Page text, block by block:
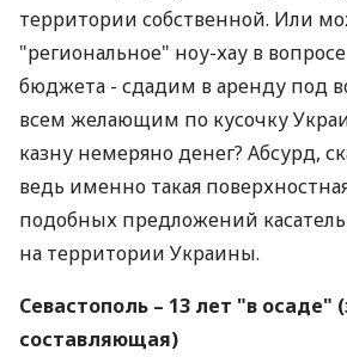
территории собственной. Или
"региональное" ноу-хау в
бюджета - сдадим в аренду под
всем желающим по кусочку
казну немеряно денег? Абсурд,
ведь именно такая
подобных предложений
на территории Украины.
Севастополь – 13 лет "в осаде"
составляющая)